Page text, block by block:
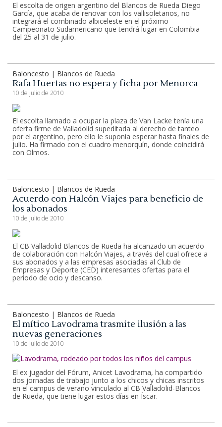
El escolta de origen argentino del Blancos de Rueda Diego
García, que acaba de renovar con los vallisoletanos, no
integrará el combinado albiceleste en el próximo
Campeonato Sudamericano que tendrá lugar en Colombia
del 25 al 31 de julio.
Baloncesto | Blancos de Rueda
Rafa Huertas no espera y ficha por Menorca
10 de julio de 2010
El escolta llamado a ocupar la plaza de Van Lacke tenía una
oferta firme de Valladolid supeditada al derecho de tanteo
por el argentino, pero ello le suponía esperar hasta finales de
julio. Ha firmado con el cuadro menorquín, donde coincidirá
con Olmos.
Baloncesto | Blancos de Rueda
Acuerdo con Halcón Viajes para beneficio de
los abonados
10 de julio de 2010
El CB Valladolid Blancos de Rueda ha alcanzado un acuerdo
de colaboración con Halcón Viajes, a través del cual ofrece a
sus abonados y a las empresas asociadas al Club de
Empresas y Deporte (CED) interesantes ofertas para el
periodo de ocio y descanso.
Baloncesto | Blancos de Rueda
El mítico Lavodrama trasmite ilusión a las
nuevas generaciones
10 de julio de 2010
El ex jugador del Fórum, Anicet Lavodrama, ha compartido
dos jornadas de trabajo junto a los chicos y chicas inscritos
en el campus de verano vinculado al CB Valladolid-Blancos
de Rueda, que tiene lugar estos días en Íscar.